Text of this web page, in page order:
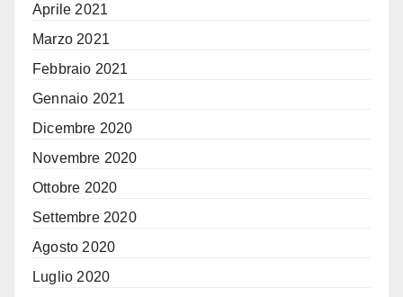
Aprile 2021
Marzo 2021
Febbraio 2021
Gennaio 2021
Dicembre 2020
Novembre 2020
Ottobre 2020
Settembre 2020
Agosto 2020
Luglio 2020